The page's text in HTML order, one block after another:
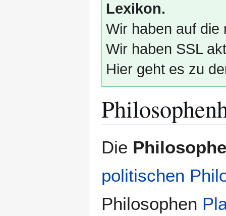
Lexikon.
Wir haben auf die
Wir haben SSL
Hier geht es zu
Navigation
Suche
Die
politischen
Philosophen